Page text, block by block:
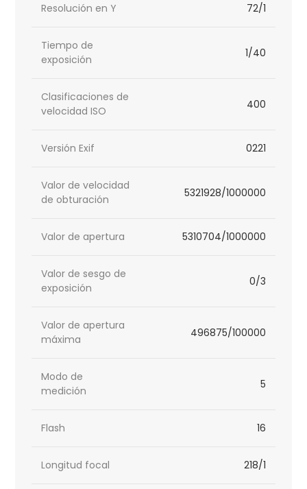
Resolución en Y 72/1
Tiempo de
exposición
1/40
Clasificaciones de
velocidad ISO
400
Versión Exif 0221
Valor de velocidad
de obturación
5321928/1000000
Valor de apertura 5310704/1000000
Valor de sesgo de
exposición
0/3
Valor de apertura
máxima
496875/100000
Modo de
medición
5
Flash 16
Longitud focal 218/1